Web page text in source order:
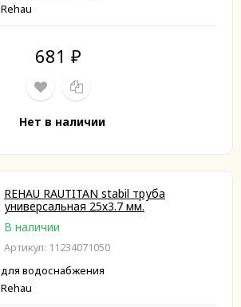
Rehau
681 ₽
Нет в наличии
REHAU RAUTITAN stabil труба
универсальная 25х3.7 мм.
В наличии
Артикул: 11234071050
для водоснабжения
Rehau